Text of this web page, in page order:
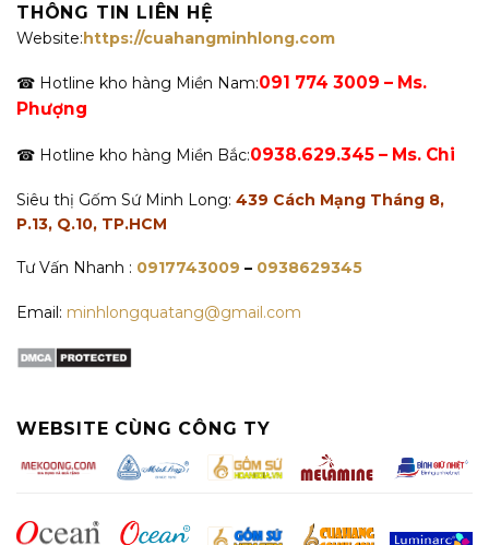
THÔNG TIN LIÊN HỆ
Website:https://cuahangminhlong.com
☎ Hotline kho hàng Miền Nam:091 774 3009 – Ms.
Phượng
☎ Hotline kho hàng Miền Bắc:0938.629.345 – Ms. Chi
Siêu thị Gốm Sứ Minh Long: 439 Cách Mạng Tháng 8,
P.13, Q.10, TP.HCM
Tư Vấn Nhanh : 0917743009 – 0938629345
Email: minhlongquatang@gmail.com
WEBSITE CÙNG CÔNG TY